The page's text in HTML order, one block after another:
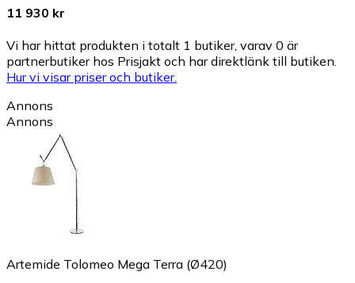
11 930 kr
Vi har hittat produkten i totalt 1 butiker, varav 0 är
partnerbutiker hos Prisjakt och har direktlänk till butiken.
Hur vi visar priser och butiker.
Annons
Annons
Artemide Tolomeo Mega Terra (Ø420)